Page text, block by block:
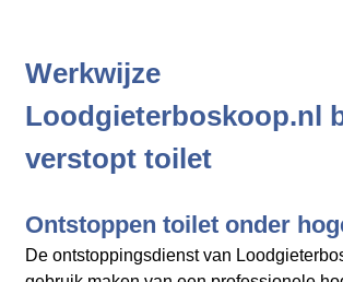
Werkwijze
Loodgieterboskoop.nl
verstopt toilet
Ontstoppen toilet onder
De ontstoppingsdienst van